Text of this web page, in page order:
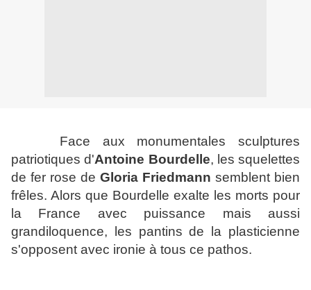
Face aux monumentales sculptures
patriotiques d'Antoine Bourdelle, les squelettes
de fer rose de Gloria Friedmann semblent bien
frêles. Alors que Bourdelle exalte les morts pour
la France avec puissance mais aussi
grandiloquence, les pantins de la plasticienne
s'opposent avec ironie à tous ce pathos.